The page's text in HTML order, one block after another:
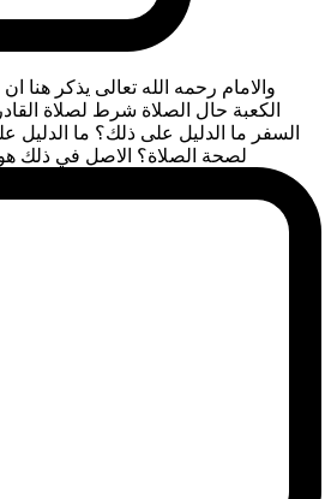
والامام رحمه الله تعالى يذكر هنا
الكعبة حال الصلاة شرط لصلاة
السفر ما الدليل على ذلك؟ ما الدليل
لصحة الصلاة؟ الاصل في ذلك